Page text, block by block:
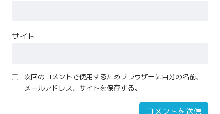
サイト
次回のコメントで使用するためブラウザーに自分の名前、
メールアドレス、サイトを保存する。